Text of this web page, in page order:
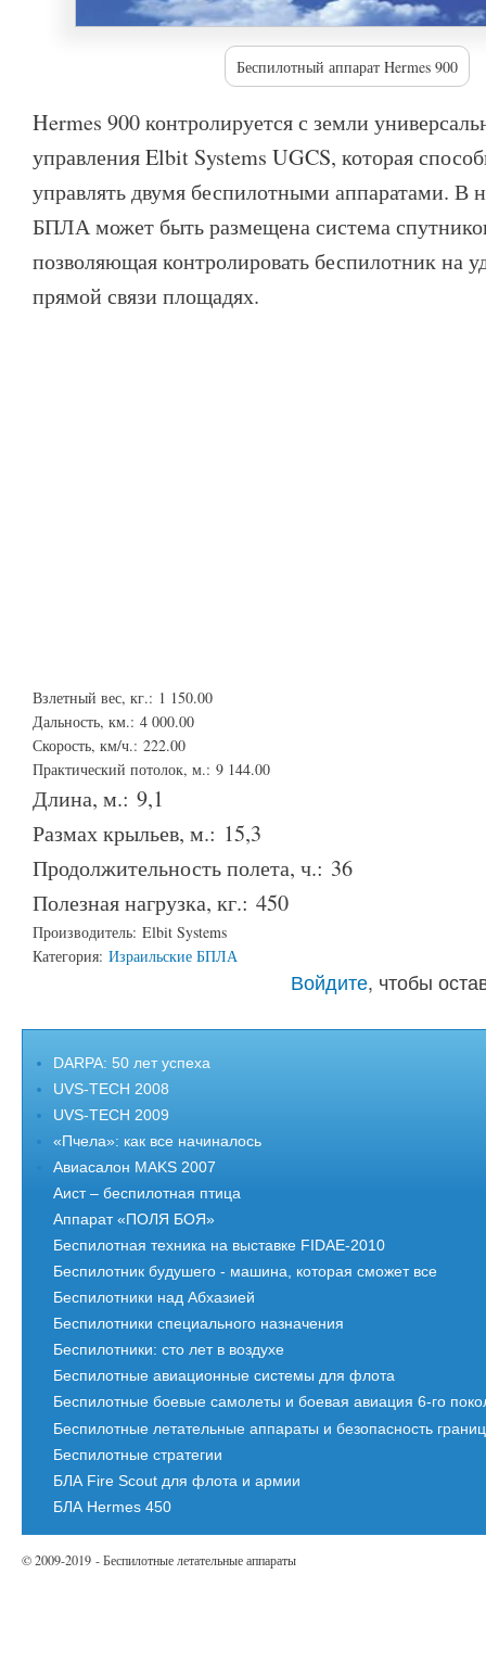
Беспилотный аппарат Hermes 900
Hermes 900 контролируется с земли
управления Elbit Systems UGCS, которая
управлять двумя беспилотными аппаратами. В
БПЛА может быть размещена система
позволяющая контролировать беспилотник на
прямой связи площадях.
Взлетный вес, кг.: 1 150.00
Дальность, км.: 4 000.00
Скорость, км/ч.: 222.00
Практический потолок, м.: 9 144.00
Длина, м.: 9,1
Размах крыльев, м.: 15,3
Продолжительность полета, ч.: 36
Полезная нагрузка, кг.: 450
Производитель: Elbit Systems
Категория: Израильские БПЛА
Войдите, чтобы
DARPA: 50 лет успеха
UVS-TECH 2008
UVS-TECH 2009
«Пчела»: как все начиналось
Авиасалон MAKS 2007
Аист – беспилотная птица
Аппарат «ПОЛЯ БОЯ»
Беспилотная техника на выставке FIDAE-2010
Беспилотник будушего - машина, которая сможет все
Беспилотники над Абхазией
Беспилотники специального назначения
Беспилотники: сто лет в воздухе
Беспилотные авиационные системы для флота
Беспилотные боевые самолеты и боевая авиация 6-го
Беспилотные летательные аппараты и безопасность границ
Беспилотные стратегии
БЛА Fire Scout для флота и армии
БЛА Hermes 450
© 2009-2019 - Беспилотные летательные аппараты